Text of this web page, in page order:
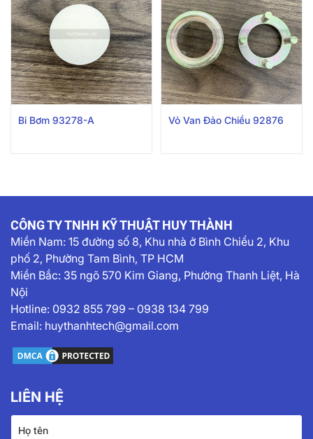
Bi Bơm 93278-A Vỏ Van Đảo Chiều 92876
CÔNG TY TNHH KỸ THUẬT HUY THÀNH
Miền Nam: 15 đường số 8, Khu nhà ở Bình Chiểu 2, Khu
phố 2, Phường Tam Bình, TP HCM
Miền Bắc: 35 ngõ 570 Kim Giang, Phường Thanh Liệt, Hà
Nội
Hotline: 0932 855 799 – 0938 134 799
Email: huythanhtech@gmail.com
LIÊN HỆ